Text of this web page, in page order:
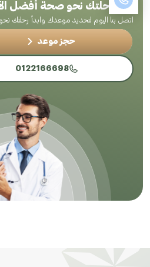
ابدأ رحلتك نحو صحة أفضل
اتصل بنا اليوم لتحديد موعدك وابدأ رحلتك
حجز موعد
0122166698